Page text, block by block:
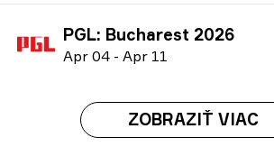
PGL: Bucharest 2026
Apr 04 - Apr 11
ZOBRAZIŤ VIAC